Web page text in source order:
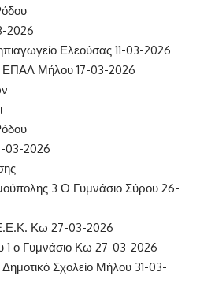
2026
Ελεούσας 11-03-2026
ΕΠΑΛ Μήλου 17-03-2026
03-2026
3 Ο Γυμνάσιο Σύρου 26-
Κω 27-03-2026
1 ο Γυμνάσιο Κω 27-03-2026
Σχολείο Μήλου 31-03-